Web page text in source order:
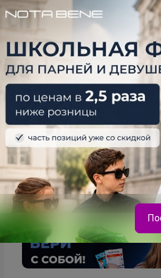
20 декабря, 2024 20:51
Selena1982, здравствуйте,